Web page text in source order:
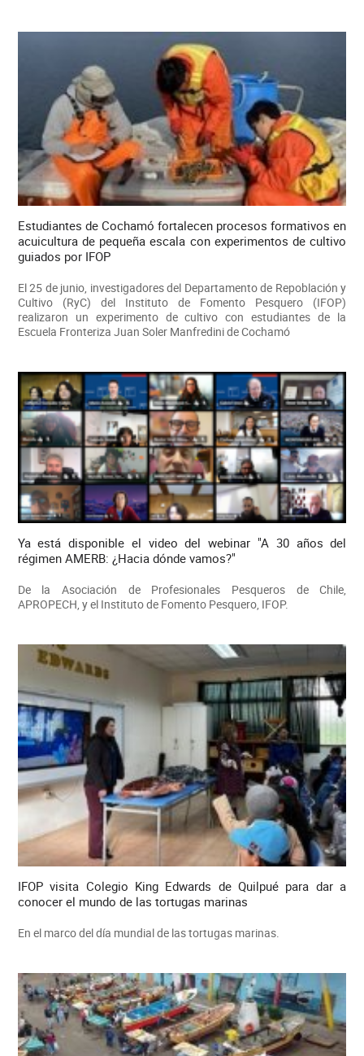
Estudiantes de Cochamó fortalecen procesos formativos en
acuicultura de pequeña escala con experimentos de cultivo
guiados por IFOP
El 25 de junio, investigadores del Departamento de Repoblación y
Cultivo (RyC) del Instituto de Fomento Pesquero (IFOP)
realizaron un experimento de cultivo con estudiantes de la
Escuela Fronteriza Juan Soler Manfredini de Cochamó
Ya está disponible el video del webinar "A 30 años del
régimen AMERB: ¿Hacia dónde vamos?"
De la Asociación de Profesionales Pesqueros de Chile,
APROPECH, y el Instituto de Fomento Pesquero, IFOP.
IFOP visita Colegio King Edwards de Quilpué para dar a
conocer el mundo de las tortugas marinas
En el marco del día mundial de las tortugas marinas.